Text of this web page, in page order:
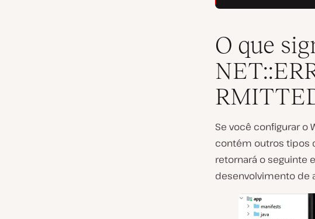
O que
Se você configurar o
contém outros tipos
retornará o seguinte
desenvolvimento de